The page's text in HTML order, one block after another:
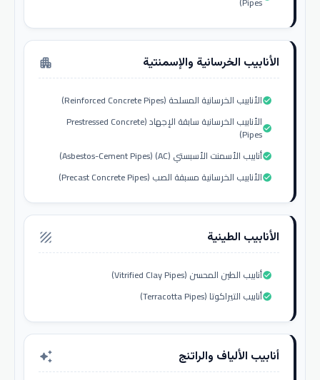
الأنابيب الخرسانية والإسمنتية apartment
الأنابيب الخرسانية المسلحة (Reinforced Concrete Pipes)check_circle
الأنابيب الخرسانية سابقة الإجهاد (Prestressed Concrete
Pipes)check_circle
أنابيب الأسمنت الأسبستي (AC) (Asbestos-Cement Pipes)check_circle
الأنابيب الخرسانية مسبقة الصب (Precast Concrete Pipes)check_circle
الأنابيب الطينية texture
أنابيب الطين المحسن (Vitrified Clay Pipes)check_circle
أنابيب التيراكوتا (Terracotta Pipes)check_circle
أنابيب الألياف والراتنج auto_awesome